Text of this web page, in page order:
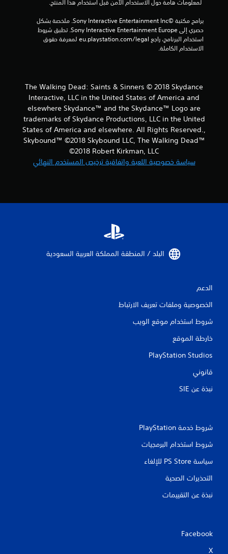
الاستخدام الكاملة.
The Walking Dead: Saints & Sinners © 2018 Skydance
Interactive, LLC in the United States of America and
elsewhere Skydance™ and the Skydance™ Logo are
trademarks of Skydance Productions, LLC in the United
States of America and elsewhere. All Rights Reserved.,
Skybound™ ©2018 Skybound LLC, The Walking Dead™
©2018 Robert Kirkman, LLC
سياسة خصوصية اللعبة واتفاقية ترخيص المستخدم النهائي
البلد / المنطقة المملكة العربية السعودية‏
الدعم
الخصوصية وملفات تعريف الارتباط
شروط استخدام موقع الويب
خارطة الموقع
PlayStation Studios
قانوني
نبذة عن SIE‏
شروط خدمة PlayStation‏
شروط استخدام البرمجيات
سياسة PS Store للإلغاء
التحذيرات الصحية
نبذة عن التقييمات
Facebook
X